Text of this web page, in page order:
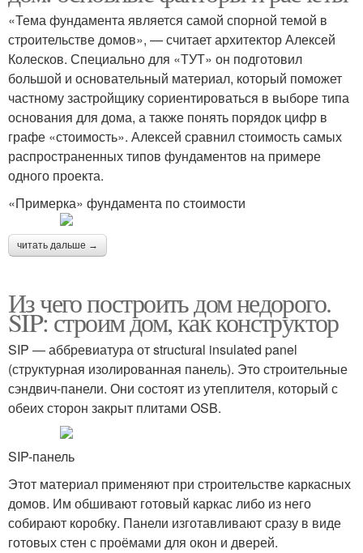
«Тема фундамента является самой спорной темой в
строительстве домов», — считает архитектор Алексей
Колесков. Специально для «ТУТ» он подготовил
большой и основательный материал, который поможет
частному застройщику сориентироваться в выборе типа
основания для дома, а также понять порядок цифр в
графе «стоимость». Алексей сравнил стоимость самых
распространенных типов фундаментов на примере
одного проекта.
«Примерка» фундамента по стоимости
читать дальше →
Из чего построить дом недорого.
SIP: строим дом, как конструктор
SIP ― аббревиатура от structural insulated panel
(структурная изолированная панель). Это строительные
сэндвич-панели. Они состоят из утеплителя, который с
обеих сторон закрыт плитами OSB.
SIP-панель
Этот материал применяют при строительстве каркасных
домов. Им обшивают готовый каркас либо из него
собирают коробку. Панели изготавливают сразу в виде
готовых стен с проёмами для окон и дверей.